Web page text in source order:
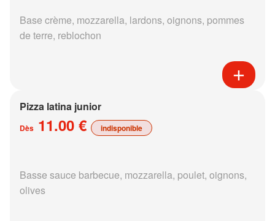
Base crème, mozzarella, lardons, oignons, pommes
de terre, reblochon
Pizza latina junior
Dès 11.00 € indisponible
Basse sauce barbecue, mozzarella, poulet, oignons,
olives